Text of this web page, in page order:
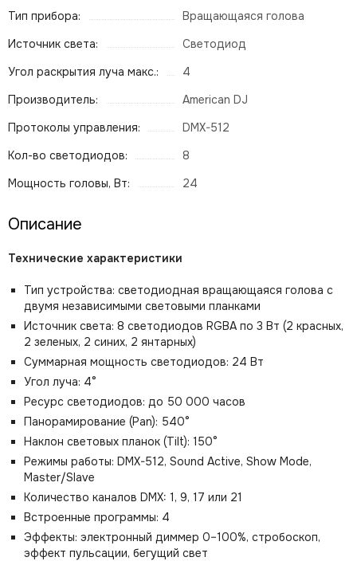
Тип прибора:
Вращающаяся голова
Источник света:
Светодиод
Угол раскрытия луча макс.:
4
Производитель:
American DJ
Протоколы управления:
DMX-512
Кол-во светодиодов:
8
Мощность головы, Вт:
24
Описание
Технические характеристики
Тип устройства: светодиодная вращающаяся голова с
двумя независимыми световыми планками
Источник света: 8 светодиодов RGBA по 3 Вт (2 красных,
2 зеленых, 2 синих, 2 янтарных)
Суммарная мощность светодиодов: 24 Вт
Угол луча: 4°
Ресурс светодиодов: до 50 000 часов
Панорамирование (Pan): 540°
Наклон световых планок (Tilt): 150°
Режимы работы: DMX-512, Sound Active, Show Mode,
Master/Slave
Количество каналов DMX: 1, 9, 17 или 21
Встроенные программы: 4
Эффекты: электронный диммер 0–100%, стробоскоп,
эффект пульсации, бегущий свет